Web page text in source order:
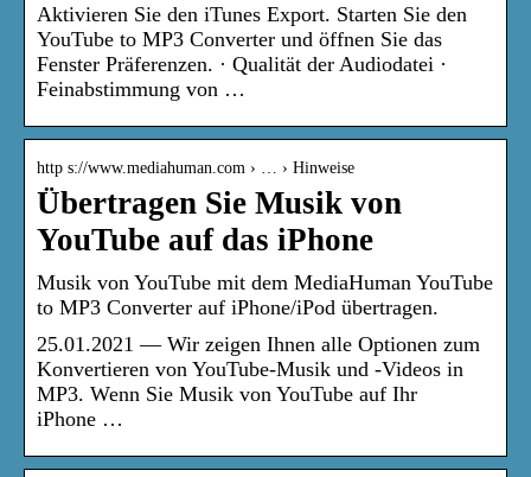
Aktivieren Sie den iTunes Export. Starten Sie den
YouTube to MP3 Converter und öffnen Sie das
Fenster Präferenzen. · Qualität der Audiodatei ·
Feinabstimmung von …
http s://www.mediahuman.com › … › Hinweise
Übertragen Sie Musik von
YouTube auf das iPhone
Musik von YouTube mit dem MediaHuman YouTube
to MP3 Converter auf iPhone/iPod übertragen.
25.01.2021 — Wir zeigen Ihnen alle Optionen zum
Konvertieren von YouTube-Musik und -Videos in
MP3. Wenn Sie Musik von YouTube auf Ihr
iPhone …